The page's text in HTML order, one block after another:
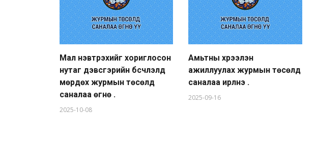
Мал нэвтрэхийг хориглосон
нутаг дэвсгэрийн бүсчлэлд
мөрдөх журмын төсөлд
саналаа өгнө үү.
2025-10-08
Амьтны хүрээлэн
ажиллуулах журмын төсөлд
саналаа ирүүлнэ үү.
2025-09-16